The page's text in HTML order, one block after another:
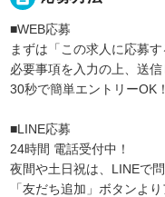
■WEB応募
まずは「この求人に応募
必要事項を入力の上、送信
30秒で簡単エントリーOK！
■LINE応募
24時間 電話受付中！
夜間や土日祝は、LINEで
「友だち追加」ボタンよ